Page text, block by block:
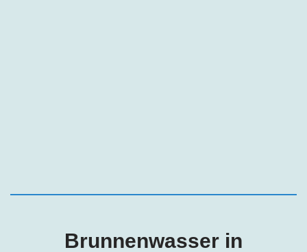
Brunnenwasser in